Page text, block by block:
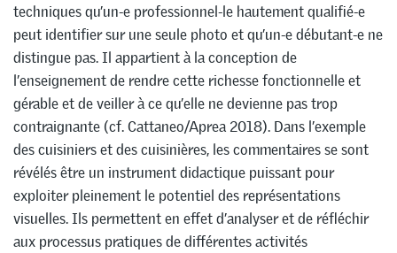
techniques qu’un-e professionnel-le hautement qualifié-e
peut identifier sur une seule photo et qu’un-e débutant-e ne
distingue pas. Il appartient à la conception de
l’enseignement de rendre cette richesse fonctionnelle et
gérable et de veiller à ce qu’elle ne devienne pas trop
contraignante (cf. Cattaneo/Aprea 2018). Dans l’exemple
des cuisiniers et des cuisinières, les commentaires se sont
révélés être un instrument didactique puissant pour
exploiter pleinement le potentiel des représentations
visuelles. Ils permettent en effet d’analyser et de réfléchir
aux processus pratiques de différentes activités